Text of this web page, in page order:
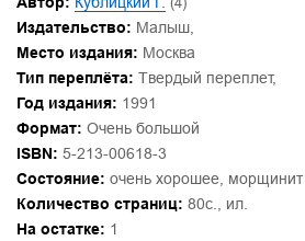
Издательство: Малыш,
Место издания: Москва
Тип переплёта: Твердый переплет,
Год издания: 1991
Формат: Очень большой
ISBN: 5-213-00618-3
Состояние: очень хорошее,
Количество страниц: 80с., ил.
На остатке: 1